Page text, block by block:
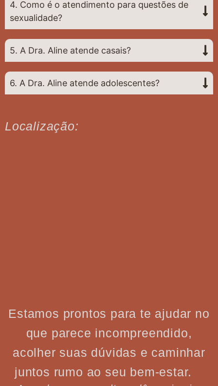
4. Como é o atendimento para questões de
sexualidade?
5. A Dra. Aline atende casais?
6. A Dra. Aline atende adolescentes?
Localização:
Estamos prontos para te ajudar no
que parece incompreendido,
acolher suas dúvidas e caminhar
juntos rumo ao seu bem-estar.